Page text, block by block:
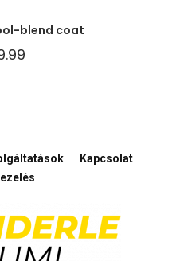
blend coat
Kapcsolat